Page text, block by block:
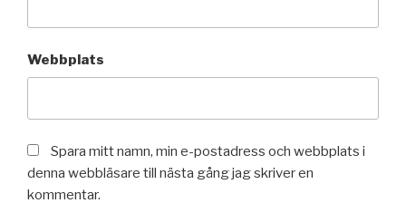
Webbplats
Spara mitt namn, min e-postadress och webbplats i
denna webbläsare till nästa gång jag skriver en
kommentar.